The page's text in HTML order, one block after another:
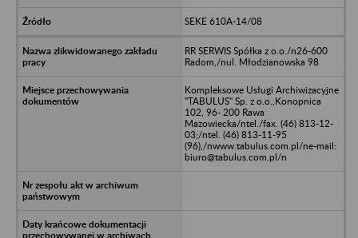
SEKE 610A-14/08
RR SERWIS Spółka z o.o./n26-600
Radom,/nul. Młodzianowska 98
Kompleksowe Usługi Archiwizacyjne
"TABULUS" Sp. z o.o.,Konopnica
102, 96- 200 Rawa
Mazowiecka/ntel./fax. (46) 813-12-
03;/ntel. (46) 813-11-95
(96),/nwww.tabulus.com.pl/ne-mail:
biuro@tabulus.com.pl/n